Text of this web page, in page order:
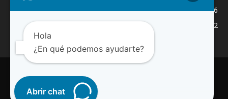
Nacionales
126
Dragado
122
LOGISTICA
INTERNACIONAL
Hola
¿En qué podemos ayudarte?
Abrir chat